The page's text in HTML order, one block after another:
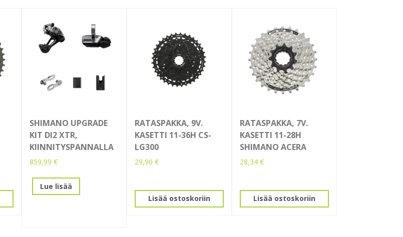
SHIMANO UPGRADE
KIT DI2 XTR,
KIINNITYSPANNALLA
859,99 €
Lue lisää
RATASPAKKA, 9V.
KASETTI 11-36H CS-
LG300
29,90 €
Lisää ostoskoriin
RATASPAKKA, 7V.
KASETTI 11-28H
SHIMANO ACERA
28,34 €
Lisää ostoskoriin